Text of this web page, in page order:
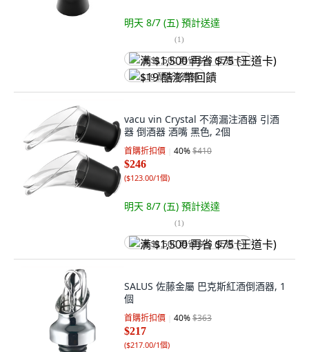
明天 8/7 (五) 預計送達
(1)
满 $1,500 再省 $75 (王道卡)
$19 酷澎幣回饋
vacu vin Crystal 不滴漏注酒器 引酒
器 倒酒器 酒嘴 黑色, 2個
首購折扣價 40%$410
$246
($123.00/1個)
明天 8/7 (五) 預計送達
(1)
满 $1,500 再省 $75 (王道卡)
SALUS 佐藤金屬 巴克斯紅酒倒酒器, 1
個
首購折扣價 40%$363
$217
($217.00/1個)